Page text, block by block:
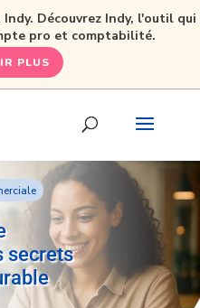
secrets
Découvrez Indy, l'outil qui
pro et comptabilité.
PLUS